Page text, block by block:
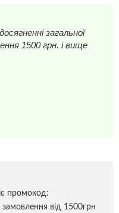
загальної
1500 грн. і вище
промокод:
замовлення від 1500грн